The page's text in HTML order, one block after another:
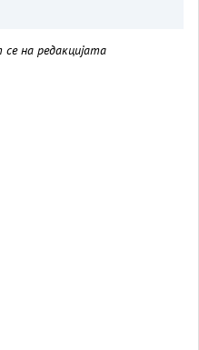
на редакцијата